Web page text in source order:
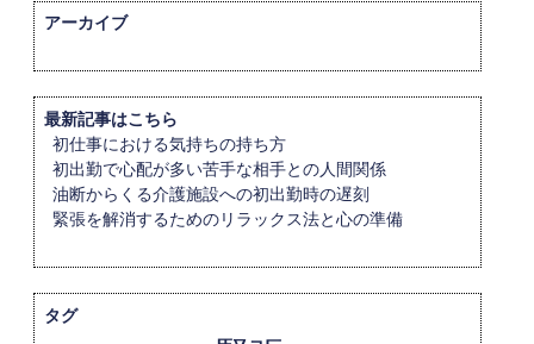
アーカイブ
最新記事はこちら
初仕事における気持ちの持ち方
初出勤で心配が多い苦手な相手との人間関係
油断からくる介護施設への初出勤時の遅刻
緊張を解消するためのリラックス法と心の準備
タグ